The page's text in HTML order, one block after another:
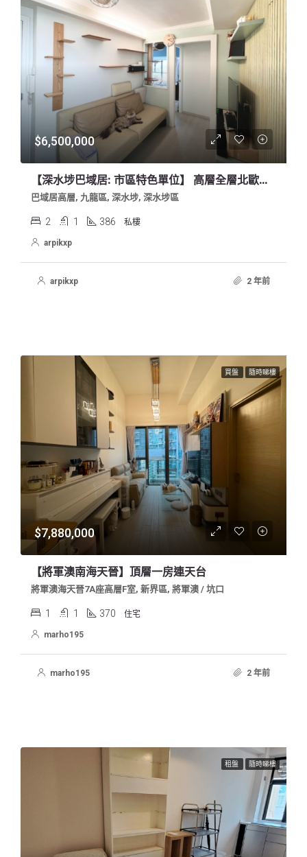
$6,500,000
【深水埗巴域居: 市區特色單位】 高層全層北歐清新風格單位 連2xx呎入契天台
巴域居高層, 九龍區, 深水埗, 深水埗區
2 1 386 私樓
arpikxp
arpikxp 2 年前
買盤 隨時睇樓
$7,880,000
【將軍澳南海天晉】頂層一房連天台
將軍澳海天晉7A座高層F室, 新界區, 將軍澳 / 坑口
1 1 370 住宅
marho195
marho195 2 年前
租盤 隨時睇樓